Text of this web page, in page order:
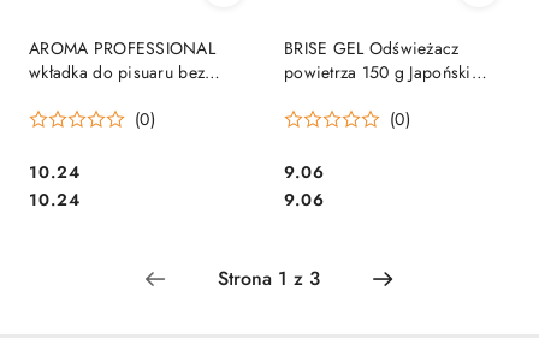
AROMA PROFESSIONAL
wkładka do pisuaru bez
(0)
Cena:
10.24
Cena:
10.24
BRISE GEL Odświeżacz
powietrza 150 g Japoński
(0)
Cena:
9.06
Cena:
9.06